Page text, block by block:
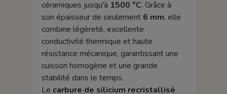
céramiques jusqu'à 1500 °C. Grâce à
son épaisseur de seulement 6 mm, elle
combine légèreté, excellente
conductivité thermique et haute
résistance mécanique, garantissant une
cuisson homogène et une grande
stabilité dans le temps.
Le carbure de silicium recristallisé